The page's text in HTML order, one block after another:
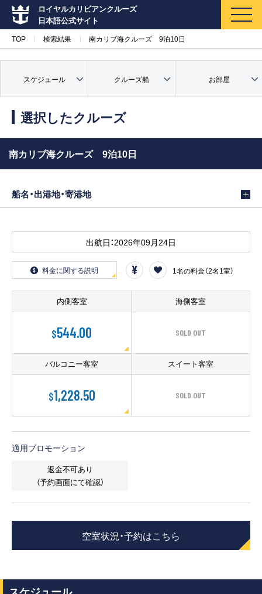
ロイヤルカリビアンクルーズ
日本語公式サイト
マイページ
クルーズ検索
クルーズの楽しみ方
船内へようこそ
客船のご案内
寄港地ガイド
トピックス パンフレット
れる理由
TOP 検索結果 南カリブ海クルーズ 9泊10日
スケジュール クルーズ船 お部屋
選択したクルーズ
南カリブ海クルーズ 9泊10日
船名・出港地・寄港地
出航日：2026年09月24日
料金に関する説明 1名の料金（2名1室）
内側客室
$544.00
海側客室
SOLD OUT
バルコニー客室
$1,228.50
スイート客室
SOLD OUT
適用プロモーション
返金不可あり
（予約画面にて確認）
空室状況・予約はこちら